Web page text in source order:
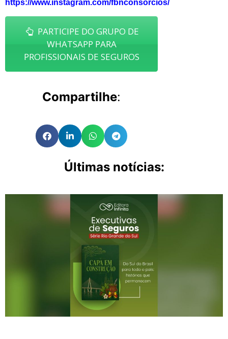
https://www.instagram.com/fbnconsorcios/
PARTICIPE DO GRUPO DE
WHATSAPP PARA
PROFISSIONAIS DE SEGUROS
Compartilhe:
Últimas notícias: